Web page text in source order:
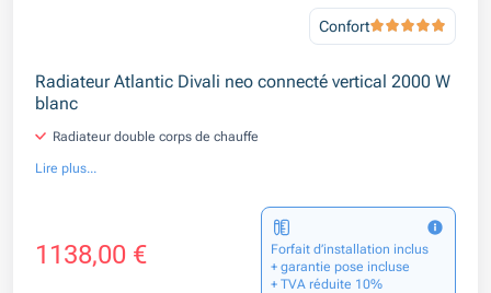
Confort
Radiateur Atlantic Divali neo connecté vertical 2000 W
blanc
Radiateur double corps de chauffe
Lire plus...
1138,00 €
Forfait d’installation inclus
+ garantie pose incluse
+ TVA réduite 10%